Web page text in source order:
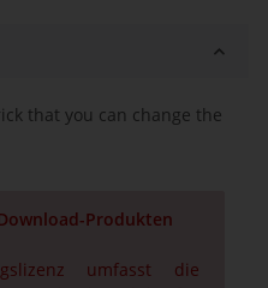
that you can change the
Produkten
umfasst die